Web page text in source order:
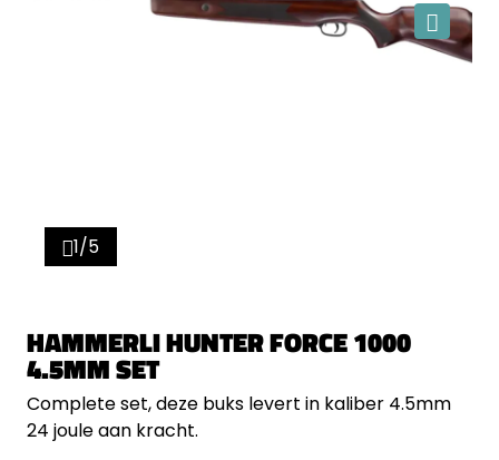
1/5
HAMMERLI HUNTER FORCE 1000
4.5MM SET
Complete set, deze buks levert in kaliber 4.5mm
24 joule aan kracht.